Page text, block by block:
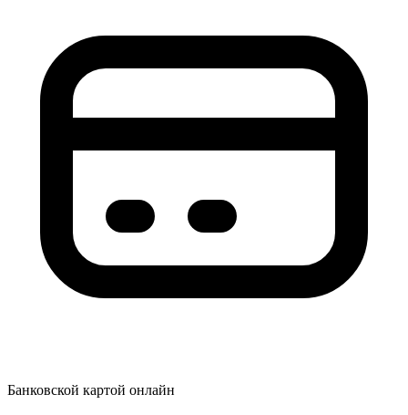
Банковской картой онлайн